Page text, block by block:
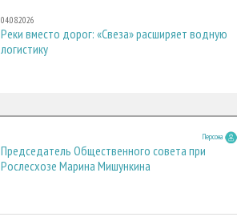
04.08.2026
Реки вместо дорог: «Свеза» расширяет водную
логистику
Персона
Председатель Общественного совета при
Рослесхозе Марина Мишункина